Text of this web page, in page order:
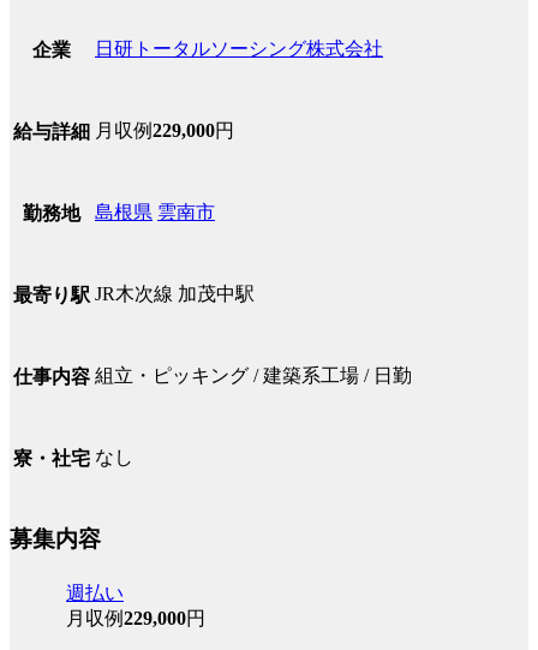
企業 日研トータルソーシング株式会社
給与詳細 月収例229,000円
勤務地 島根県 雲南市
最寄り駅 JR木次線 加茂中駅
仕事内容 組立・ピッキング / 建築系工場 / 日勤
寮・社宅 なし
募集内容
週払い
月収例229,000円